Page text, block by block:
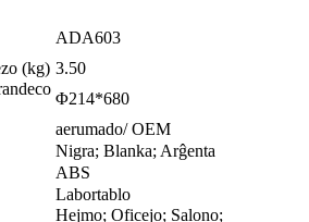
ADA603
(kg) 3.50
Φ214*680
aerumado/ OEM
Nigra; Blanka; Arĝenta
ABS
Labortablo
Hejmo; Oficejo; Salono;